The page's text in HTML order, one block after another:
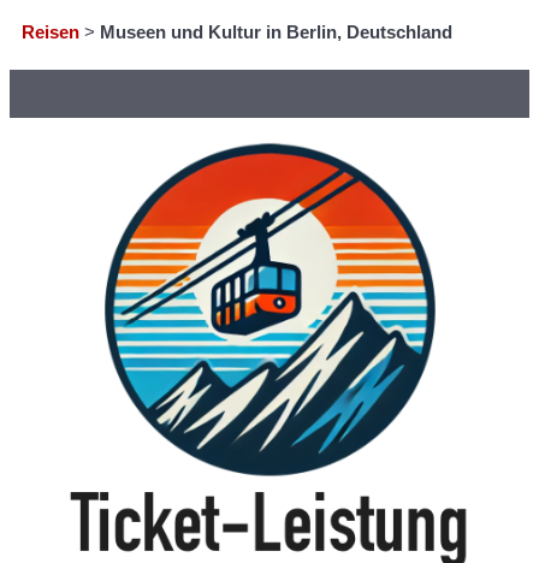
Reisen > Museen und Kultur in Berlin, Deutschland